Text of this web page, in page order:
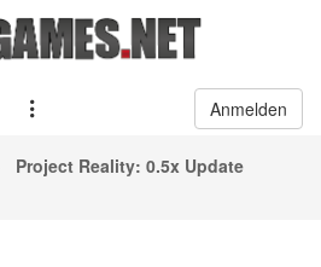
Anmelden
Project Reality: 0.5x Update